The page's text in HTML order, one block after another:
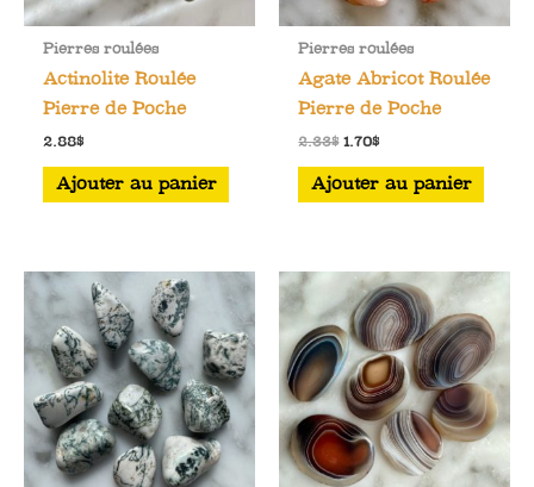
Pierres roulées
Actinolite Roulée
Pierre de Poche
2.88$
Ajouter au panier
Pierres roulées
Agate Abricot Roulée
Pierre de Poche
2.33$ Le
initial
1.70$Le
actuel
Ajouter au panier